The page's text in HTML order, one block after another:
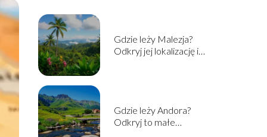
Gdzie leży Malezja?
Odkryj jej lokalizację i
Gdzie leży Andora?
Odkryj to małe